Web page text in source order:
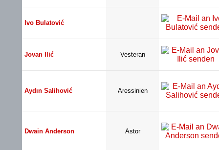
Ivo Bulatović
Jovan Ilić Vesteran
Aydın Salihović Aressinien
Dwain Anderson Astor